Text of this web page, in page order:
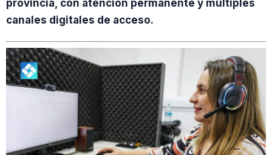
provincia, con atención permanente y múltiples
canales digitales de acceso.